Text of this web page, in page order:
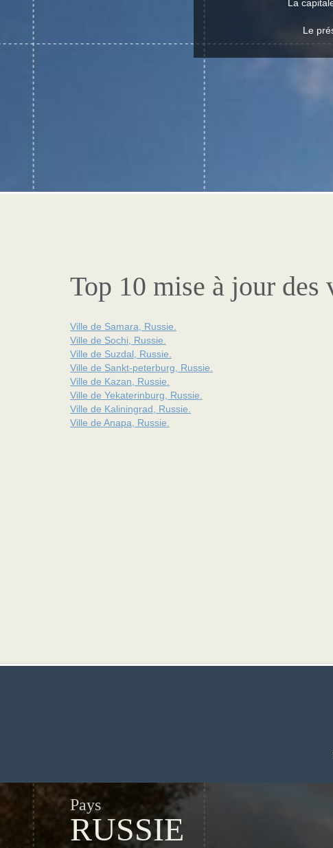
La
Le
Top 10 mise à jour des
Ville de Samara, Russie.
Ville de Sochi, Russie.
Ville de Suzdal, Russie.
Ville de Sankt-peterburg, Russie.
Ville de Kazan, Russie.
Ville de Yekaterinburg, Russie.
Ville de Kaliningrad, Russie.
Ville de Anapa, Russie.
Pays
RUSSIE